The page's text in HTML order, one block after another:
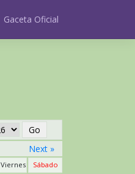
Gaceta Oficial
Next »
Viernes Sábado